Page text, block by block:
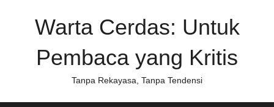
Warta Cerdas: Untuk
Pembaca yang Kritis
Tanpa Rekayasa, Tanpa Tendensi